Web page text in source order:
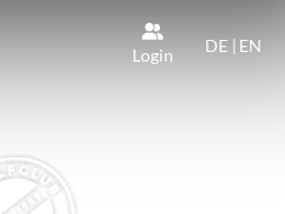
Login DE | EN